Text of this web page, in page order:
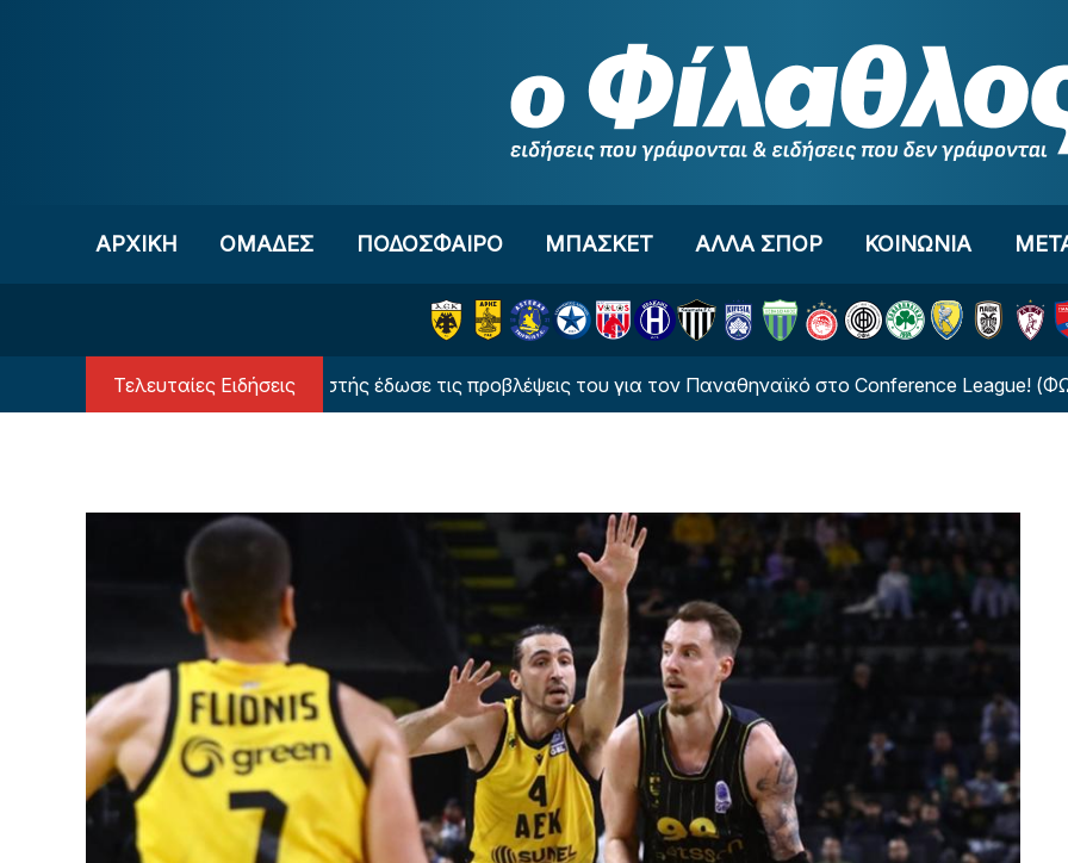
ΑΡΧΙΚΗ OΜΑΔΕΣ ΠΟΔΟΣΦΑΙΡΟ ΜΠΑΣΚΕΤ ΑΛΛΑ ΣΠΟΡ ΚΟΙΝΩΝΙΑ
Τελευταίες Ειδήσεις
Ο υπερυπολογιστής έδωσε τις προβλέψεις του για τον Παναθηναϊκό στο Conference League! (ΦΩΤΟ)